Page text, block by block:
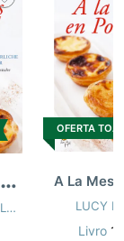
K
östliches Portugal
LUCY PEPPER
OFERTA
LUCY
Livro